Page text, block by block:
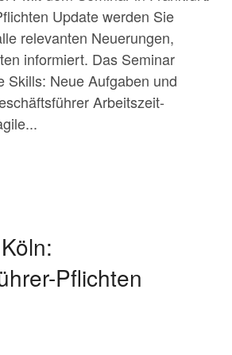
Update werden Sie
relevanten Neuerungen,
informiert. Das Seminar
Skills: Neue Aufgaben und
Arbeitszeit-
Pflichten